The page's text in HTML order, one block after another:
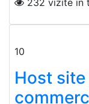
232 vizite in
10
Host